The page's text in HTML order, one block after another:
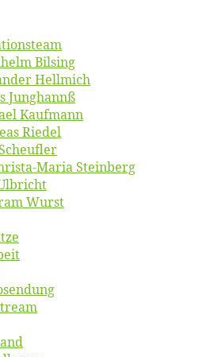
Bilsing
Hellmich
Junghannß
Kaufmann
Riedel
Ma­ria Steinberg
Wurst